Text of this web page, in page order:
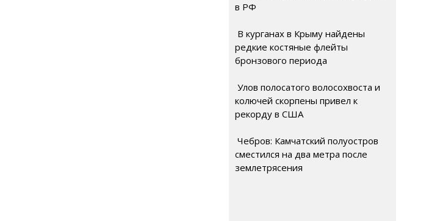
в РФ
В курганах в Крыму найдены
редкие костяные флейты
бронзового периода
Улов полосатого волосохвоста и
колючей скорпены привел к
рекорду в США
Чебров: Камчатский полуостров
сместился на два метра после
землетрясения